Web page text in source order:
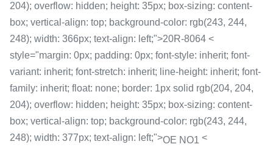
204); overflow: hidden; height: 35px; box-sizing: content-
box; vertical-align: top; background-color: rgb(243, 244,
248); width: 366px; text-align: left;">20R-8064 <
style="margin: 0px; padding: 0px; font-style: inherit; font-
variant: inherit; font-stretch: inherit; line-height: inherit; font-
family: inherit; float: none; border: 1px solid rgb(204, 204,
204); overflow: hidden; height: 35px; box-sizing: content-
box; vertical-align: top; background-color: rgb(243, 244,
248); width: 377px; text-align: left;">OE NO1 <